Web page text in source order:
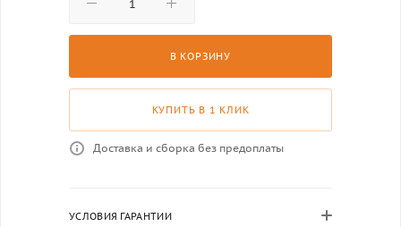
В КОРЗИНУ
КУПИТЬ В 1 КЛИК
Доставка и сборка без предоплаты
УСЛОВИЯ ГАРАНТИИ